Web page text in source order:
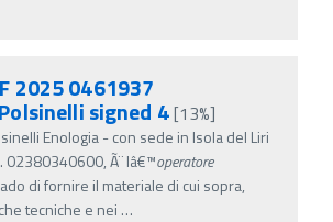
2025 0461937
signed 4[13%]
Enologia - con sede in Isola del Liri
02380340600, Ã¨ lâ€™operatore
di fornire il materiale di cui sopra,
tecniche e nei …